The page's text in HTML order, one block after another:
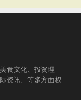
食文化、投资理
资讯、等多方面权